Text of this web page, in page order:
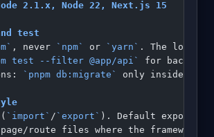
2.1.x, Node 22, Next.js 15
test
, never `npm` or `yarn` . The
test --filter @app/api`
for backend
`pnpm db:migrate` only inside the
( `import` / `export` ). Default export is
route files where the framework